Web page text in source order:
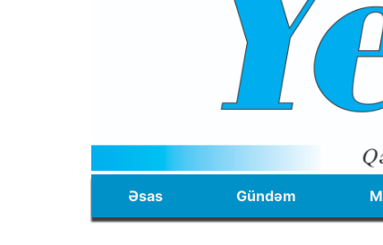
Əsas Gündəm